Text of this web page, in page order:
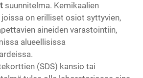
suunnitelma. Kemikaalien
on erilliset osiot syttyvien,
aineiden varastointiin,
alueellisissa
(SDS) kansio tai